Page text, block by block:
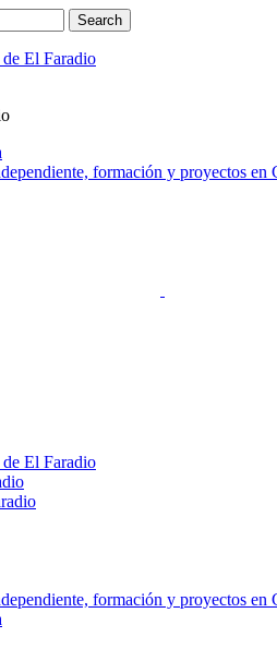
El Faradio
formación y proyectos en
El Faradio
formación y proyectos en